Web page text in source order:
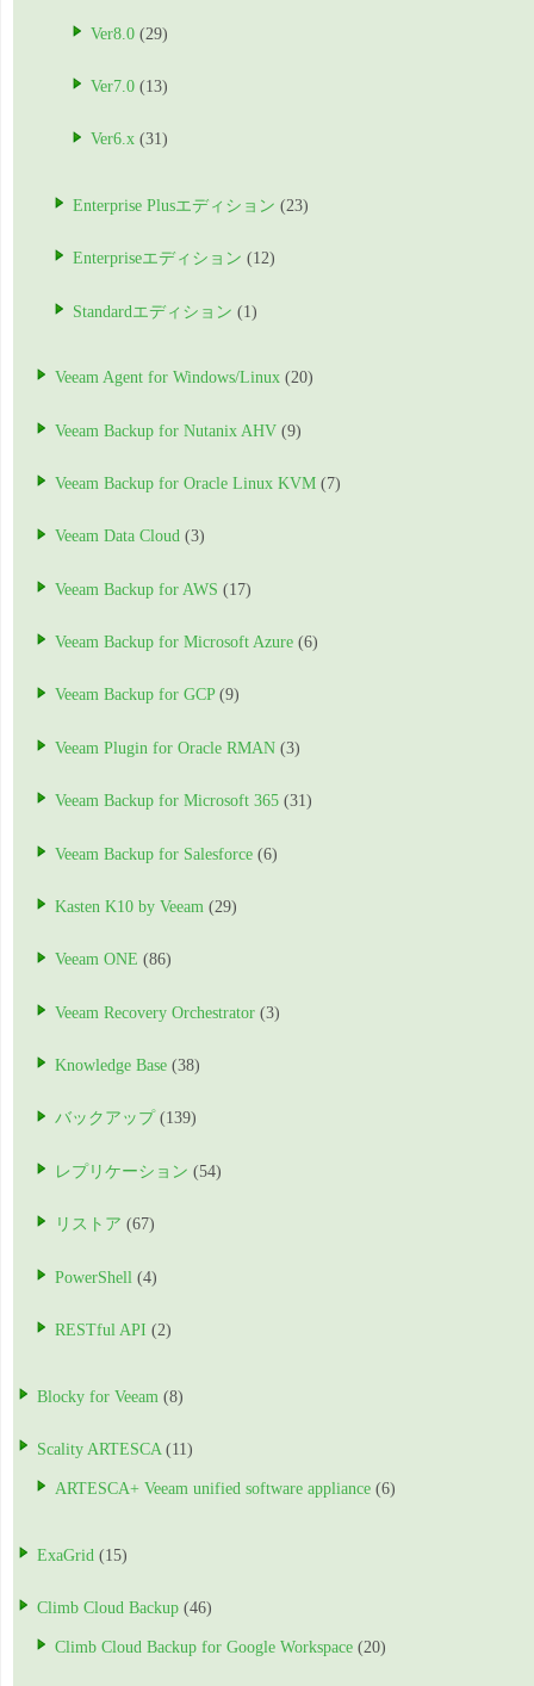
Ver8.0 (29)
Ver7.0 (13)
Ver6.x (31)
Enterprise Plusエディション (23)
Enterpriseエディション (12)
Standardエディション (1)
Veeam Agent for Windows/Linux (20)
Veeam Backup for Nutanix AHV (9)
Veeam Backup for Oracle Linux KVM (7)
Veeam Data Cloud (3)
Veeam Backup for AWS (17)
Veeam Backup for Microsoft Azure (6)
Veeam Backup for GCP(9)
Veeam Plugin for Oracle RMAN (3)
Veeam Backup for Microsoft 365 (31)
Veeam Backup for Salesforce (6)
Kasten K10 by Veeam (29)
Veeam ONE (86)
Veeam Recovery Orchestrator (3)
Knowledge Base (38)
バックアップ (139)
レプリケーション (54)
リストア (67)
PowerShell (4)
RESTful API (2)
Blocky for Veeam (8)
Scality ARTESCA (11)
ARTESCA+ Veeam unified software appliance (6)
ExaGrid (15)
Climb Cloud Backup (46)
Climb Cloud Backup for Google Workspace (20)